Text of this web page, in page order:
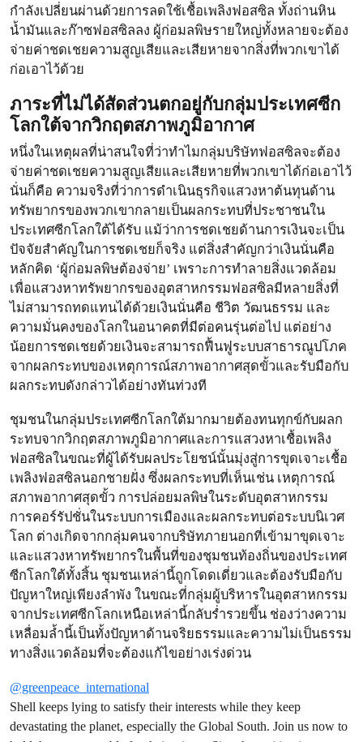
กำลังเปลี่ยนผ่านด้วยการลดใช้เชื้อเพลิงฟอสซิล ทั้งถ่านหิน
น้ำมันและก๊าซฟอสซิลลง ผู้ก่อมลพิษรายใหญ่ทั้งหลายจะต้อง
จ่ายค่าชดเชยความสูญเสียและเสียหายจากสิ่งที่พวกเขาได้
ก่อเอาไว้ด้วย
ภาระที่ไม่ได้สัดส่วนตกอยู่กับกลุ่มประเทศซีก
โลกใต้จากวิกฤตสภาพภูมิอากาศ
หนึ่งในเหตุผลที่น่าสนใจที่ว่าทำไมกลุ่มบริษัทฟอสซิลจะต้อง
จ่ายค่าชดเชยความสูญเสียและเสียหายที่พวกเขาได้ก่อเอาไว้
นั่นก็คือ ความจริงที่ว่าการดำเนินธุรกิจแสวงหาต้นทุนด้าน
ทรัพยากรของพวกเขากลายเป็นผลกระทบที่ประชาชนใน
ประเทศซีกโลกใต้ได้รับ แม้ว่าการชดเชยด้านการเงินจะเป็น
ปัจจัยสำคัญในการชดเชยก็จริง แต่สิ่งสำคัญกว่าเงินนั่นคือ
หลักคิด ‘ผู้ก่อมลพิษต้องจ่าย’ เพราะการทำลายสิ่งแวดล้อม
เพื่อแสวงหาทรัพยากรของอุตสาหกรรมฟอสซิลมีหลายสิ่งที่
ไม่สามารถทดแทนได้ด้วยเงินนั่นคือ ชีวิต วัฒนธรรม และ
ความมั่นคงของโลกในอนาคตที่มีต่อคนรุ่นต่อไป แต่อย่าง
น้อยการชดเชยด้วยเงินจะสามารถฟื้นฟูระบบสาธารณูปโภค
จากผลกระทบของเหตุการณ์สภาพอากาศสุดขั้วและรับมือกับ
ผลกระทบดังกล่าวได้อย่างทันท่วงที
ชุมชนในกลุ่มประเทศซีกโลกใต้มากมายต้องทนทุกข์กับผลก
ระทบจากวิกฤตสภาพภูมิอากาศและการแสวงหาเชื้อเพลิง
ฟอสซิลในขณะที่ผู้ได้รับผลประโยชน์นั้นมุ่งสู่การขุดเจาะเชื้อ
เพลิงฟอสซิลนอกชายฝั่ง ซึ่งผลกระทบที่เห็นเช่น เหตุการณ์
สภาพอากาศสุดขั้ว การปล่อยมลพิษในระดับอุตสาหกรรม
การคอร์รัปชั่นในระบบการเมืองและผลกระทบต่อระบบนิเวศ
โลก ต่างเกิดจากกลุ่มคนจากบริษัทภายนอกที่เข้ามาขุดเจาะ
และแสวงหาทรัพยากรในพื้นที่ของชุมชนท้องถิ่นของประเทศ
ซีกโลกใต้ทั้งสิ้น ชุมชนเหล่านี้ถูกโดดเดี่ยวและต้องรับมือกับ
ปัญหาใหญ่เพียงลำพัง ในขณะที่กลุ่มผู้บริหารในอุตสาหกรรม
จากประเทศซีกโลกเหนือเหล่านี้กลับร่ำรวยขึ้น ช่องว่างความ
เหลื่อมล้ำนี้เป็นทั้งปัญหาด้านจริยธรรมและความไม่เป็นธรรม
ทางสิ่งแวดล้อมที่จะต้องแก้ไขอย่างเร่งด่วน
@greenpeace_international
Shell keeps lying to satisfy their interests while they keep
devastating the planet, especially the Global South. Join us now to